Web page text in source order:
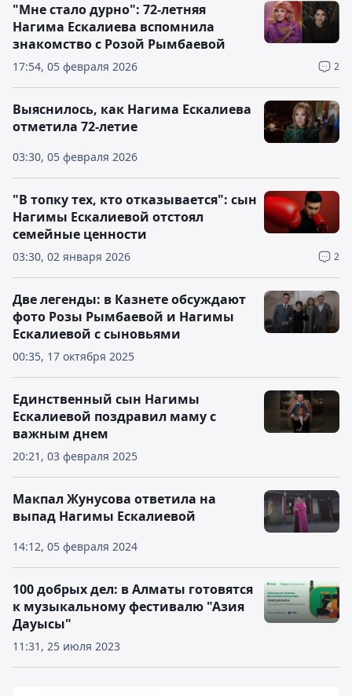
17:54, 05 февраля 2026 2
"Мне стало дурно": 72-летняя
Нагима Ескалиева вспомнила
знакомство с Розой Рымбаевой
03:30, 05 февраля 2026
Выяснилось, как Нагима Ескалиева
отметила 72-летие
03:30, 02 января 2026 2
"В топку тех, кто отказывается": сын
Нагимы Ескалиевой отстоял
семейные ценности
00:35, 17 октября 2025
Две легенды: в Казнете обсуждают
фото Розы Рымбаевой и Нагимы
Ескалиевой с сыновьями
20:21, 03 февраля 2025
Единственный сын Нагимы
Ескалиевой поздравил маму с
важным днем
14:12, 05 февраля 2024
Макпал Жунусова ответила на
выпад Нагимы Ескалиевой
11:31, 25 июля 2023
100 добрых дел: в Алматы готовятся
к музыкальному фестивалю "Азия
Дауысы"